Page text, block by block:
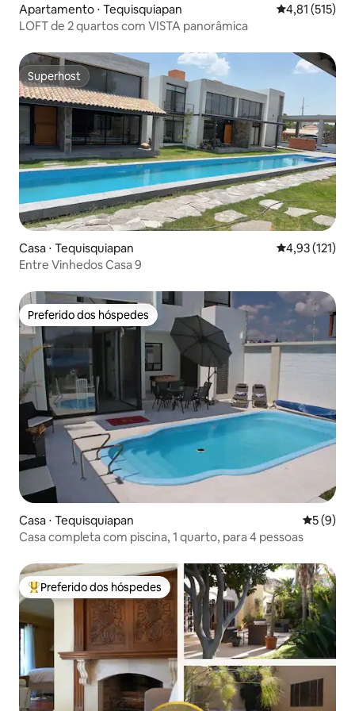
Apartamento ⋅ Tequisquiapan 4,81 de uma
4,81 (515)
LOFT de 2 quartos com VISTA panorâmica
Superhost
Superhost
Casa ⋅ Tequisquiapan 4,93 de uma
4,93 (121)
Entre Vinhedos Casa 9
Preferido dos hóspedes
Preferido dos hóspedes
Casa ⋅ Tequisquiapan 5 de
5 (9)
Casa completa com piscina, 1 quarto, para 4 pessoas
Entre os melhores preferidos dos hóspedes
Preferido dos hóspedes